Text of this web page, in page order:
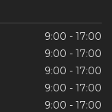
9:00 - 17:00
9:00 - 17:00
9:00 - 17:00
9:00 - 17:00
9:00 - 17:00